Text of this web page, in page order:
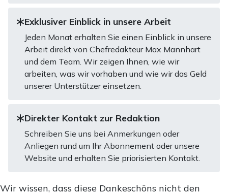
Exklusiver Einblick in unsere Arbeit
Jeden Monat erhalten Sie einen Einblick in unsere
Arbeit direkt von Chefredakteur Max Mannhart
und dem Team. Wir zeigen Ihnen, wie wir
arbeiten, was wir vorhaben und wie wir das Geld
unserer Unterstützer einsetzen.
Direkter Kontakt zur Redaktion
Schreiben Sie uns bei Anmerkungen oder
Anliegen rund um Ihr Abonnement oder unsere
Website und erhalten Sie priorisierten Kontakt.
Wir wissen, dass diese Dankeschöns nicht den